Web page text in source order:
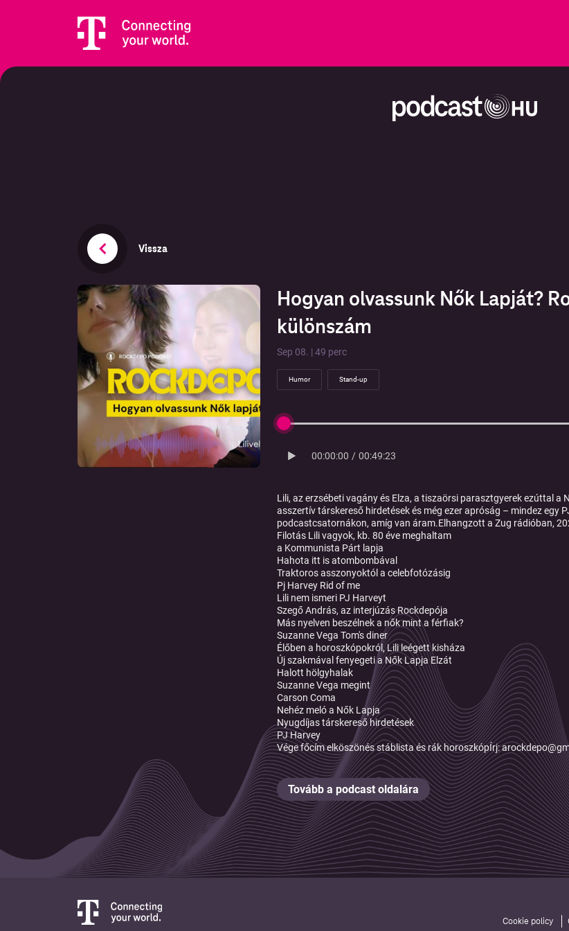
Vissza
Hogyan olvassunk Nők Lapját?
különszám
Sep 08. | 49 perc
Humor Stand-up
00:00:00 / 00:49:23
Lili, az erzsébeti vagány és Elza, a tiszaörsi parasztgyerek ezúttal
asszertív társkereső hirdetések és még ezer apróság – mindez egy
podcastcsatornákon, amíg van áram.Elhangzott a Zug rádióban,
Filotás Lili vagyok, kb. 80 éve meghaltam
a Kommunista Párt lapja
Hahota itt is atombombával
Traktoros asszonyoktól a celebfotózásig
Pj Harvey Rid of me
Lili nem ismeri PJ Harveyt
Szegő András, az interjúzás Rockdepója
Más nyelven beszélnek a nők mint a férfiak?
Suzanne Vega Tom's diner
Élőben a horoszkópokról, Lili leégett kisháza
Új szakmával fenyegeti a Nők Lapja Elzát
Halott hölgyhalak
Suzanne Vega megint
Carson Coma
Nehéz meló a Nők Lapja
Nyugdíjas társkereső hirdetések
PJ Harvey
Vége főcím elköszönés stáblista és rák horoszkópÍrj:
Tovább a podcast oldalára
Cookie policy